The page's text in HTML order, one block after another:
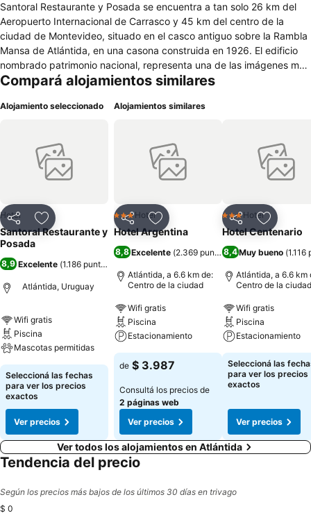
Santoral Restaurante y Posada se encuentra a tan solo 26 km del
Aeropuerto Internacional de Carrasco y 45 km del centro de la
ciudad de Montevideo, situado en el casco antiguo sobre la Rambla
Mansa de Atlántida, en una casona construida en 1926. El edificio
nombrado patrimonio nacional, representa una de las imágenes más
emblemáticas del balneario, el cual albergó grandes familias por
cuenta con 6 cómodas habitaciones totalmente equipadas a
incluido en la tarifa. Fuera de la misma podrán contar con los
servicios de almuerzo, snacks y cena a la carta en el hermoso
restaurante de jardín.
Compará alojamientos similares
Alojamiento seleccionado
CompartirAñadir a favoritos
Hotel
Santoral Restaurante y
Posada
8,9 Excelente (1.186 puntuaciones
Atlántida, Uruguay
Wifi gratis
Piscina
Mascotas permitidas
Seleccioná las fechas
para ver los precios
exactos
Ver precios
Alojamientos similares
CompartirAñadir a favoritos
3 Estrellas
Hotel
Hotel Argentina
8,8 Excelente (2.369 puntuaciones)
Atlántida, a 6.6 km de:
Centro de la ciudad
Wifi gratis
Piscina
Estacionamiento
de $ 3.987
Consultá los precios de
2 páginas web
Ver precios
CompartirAñadir
3 Estrellas
Hotel
Hotel Centenario
8,4Muy bueno (
Atlántida, a 6.6 km
Centro de la ciudad
Wifi gratis
Piscina
Estacionamiento
Seleccioná las
para ver los precios
exactos
Ver precios
Ver todos los alojamientos en Atlántida
Tendencia del precio
Según los precios más bajos de los últimos 30 días en trivago
$ 0